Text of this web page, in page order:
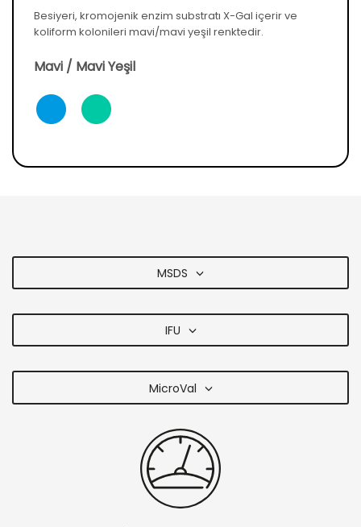
Besiyeri, kromojenik enzim substratı X-Gal içerir ve
koliform kolonileri mavi/mavi yeşil renktedir.
Mavi / Mavi Yeşil
MSDS
IFU
MicroVal